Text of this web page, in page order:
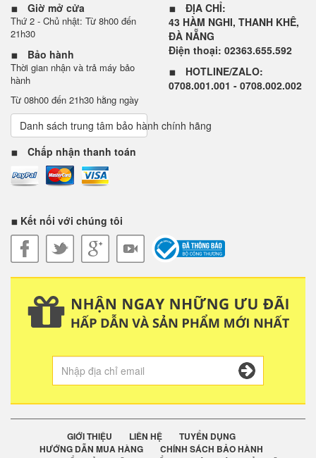
Giờ mở cửa
Thứ 2 - Chủ nhật: Từ 8h00 đến
21h30
Bảo hành
Thời gian nhận và trả máy bảo
hành
Từ 08h00 đến 21h30 hằng ngày
Danh sách trung tâm bảo hành chính hãng
Chấp nhận thanh toán
ĐỊA CHỈ:
43 HÀM NGHI, THANH KHÊ,
ĐÀ NẴNG
Điện thoại: 02363.655.592
HOTLINE/ZALO:
0708.001.001 - 0708.002.002
Kết nối với chúng tôi
GIỚI THIỆU LIÊN HỆ
TUYỂN DỤNG
HƯỚNG DẪN MUA HÀNG
CHÍNH SÁCH BẢO HÀNH